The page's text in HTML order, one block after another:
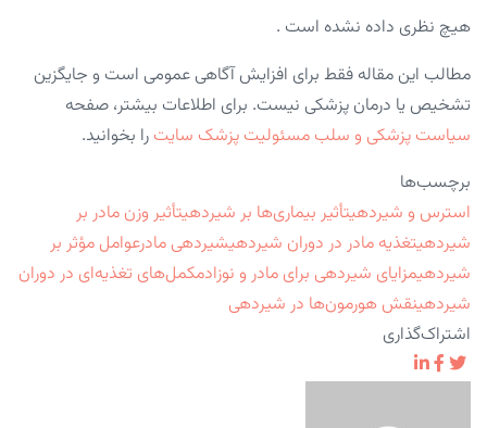
هیچ نظری داده نشده است .
مطالب این مقاله فقط برای افزایش آگاهی عمومی است و جایگزین
تشخیص یا درمان پزشکی نیست. برای اطلاعات بیشتر، صفحه
سیاست پزشکی و سلب مسئولیت پزشک سایت را بخوانید.
برچسب‌ها
استرس و شیردهیتأثیر بیماری‌ها بر شیردهیتأثیر وزن مادر بر
شیردهیتغذیه مادر در دوران شیردهیشیردهی مادرعوامل مؤثر بر
شیردهیمزایای شیردهی برای مادر و نوزادمکمل‌های تغذیه‌ای در دوران
شیردهینقش هورمون‌ها در شیردهی
اشتراک‌گذاری